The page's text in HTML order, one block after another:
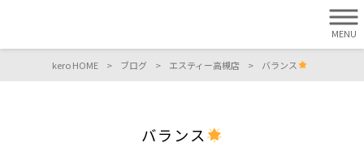
MENU
kero HOME > ブログ > エスティー高槻店 > バランス
バランス